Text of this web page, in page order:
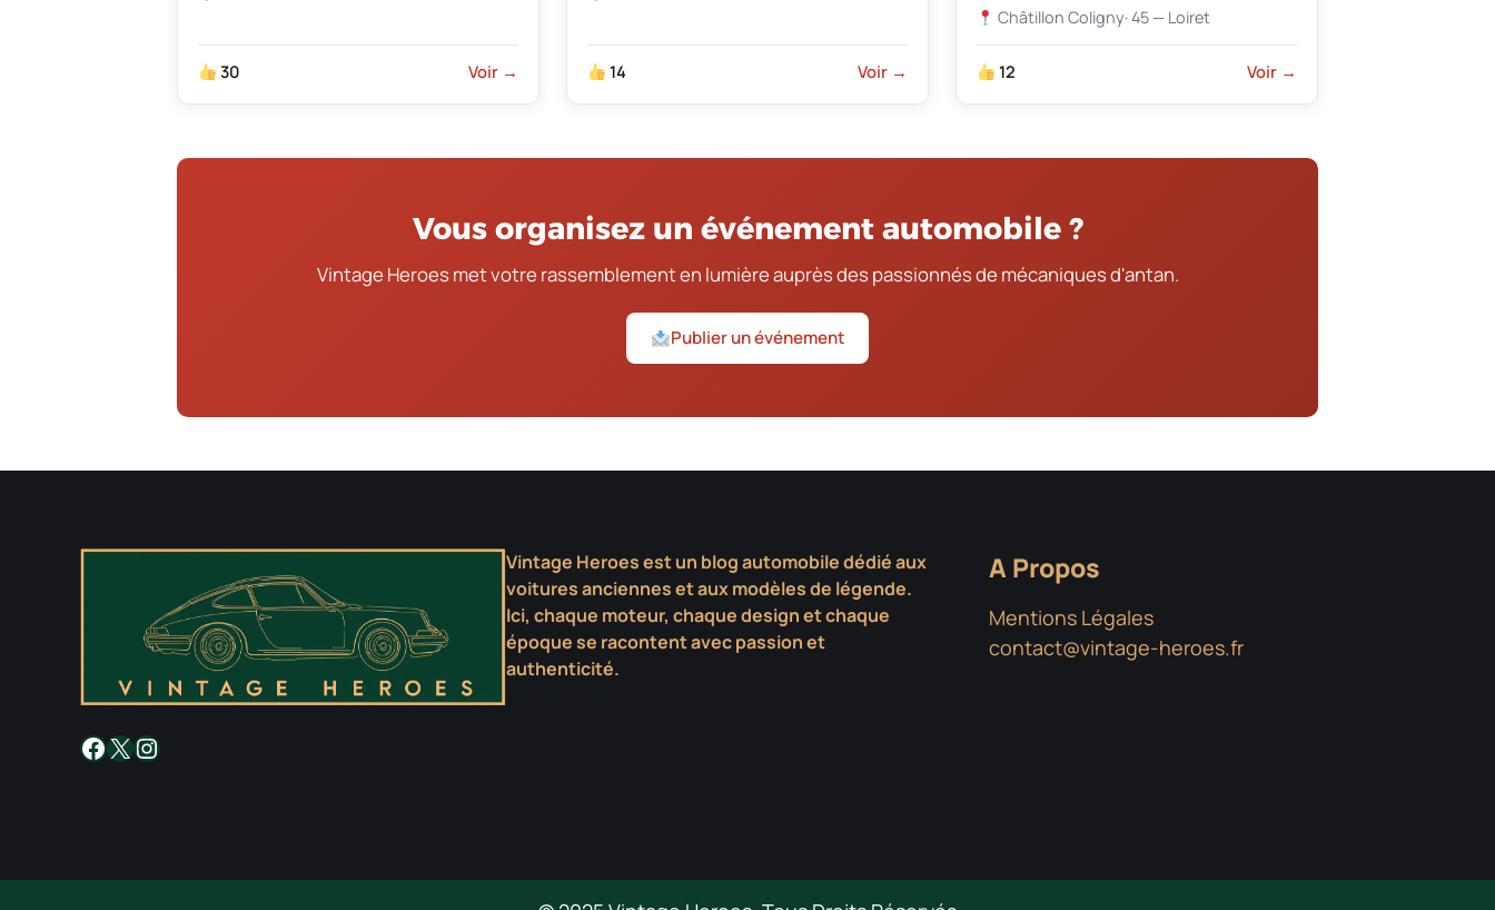
30 Voir → 14 Voir →
Châtillon Coligny· 45 — Loiret
12 Voir →
Vous organisez un événement automobile ?
Vintage Heroes met votre rassemblement en lumière auprès des passionnés de mécaniques d'antan.
Publier un événement
Facebook
X Instagram
Vintage Heroes est un blog automobile dédié aux
voitures anciennes et aux modèles de légende.
Ici, chaque moteur, chaque design et chaque
époque se racontent avec passion et
authenticité.
A Propos
Mentions Légales
contact@vintage-heroes.fr